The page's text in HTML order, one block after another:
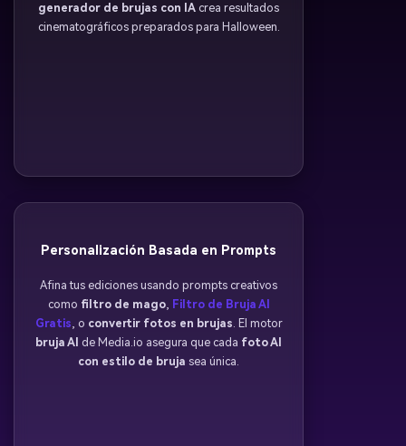
generador de brujas con IA crea resultados
cinematográficos preparados para Halloween.
Personalización Basada en Prompts
Afina tus ediciones usando prompts creativos
como filtro de mago, Filtro de Bruja AI
Gratis, o convertir fotos en brujas. El motor
bruja AI de Media.io asegura que cada foto AI
con estilo de bruja sea única.